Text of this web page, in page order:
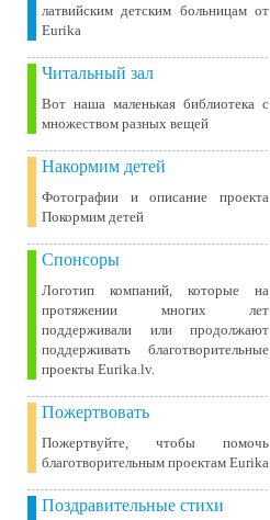
латвийским детским больницам от
Eurika
Читальный зал
Вот наша маленькая библиотека c
множеством разных вещей
Накормим детей
Фотографии и описание проекта
Покормим детей
Спонсоры
Логотип компаний, которые на
протяжении многих лет
поддерживали или продолжают
поддерживать благотворительные
проекты Eurika.lv.
Пожертвовать
Пожертвуйте, чтобы помочь
благотворительным проектам Eurika
Поздравительные стихи